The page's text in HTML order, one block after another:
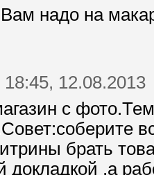
надо на
18:45, 12.08.2013
с
брать
,а